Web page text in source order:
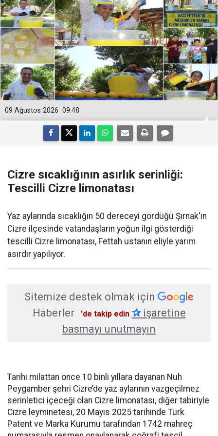
09:48
09 Ağustos 2026
Cizre sıcaklığının asırlık serinliği:
Tescilli Cizre limonatası
Yaz aylarında sıcaklığın 50 dereceyi gördüğü Şırnak'ın
Cizre ilçesinde vatandaşların yoğun ilgi gösterdiği
tescilli Cizre limonatası, Fettah ustanın eliyle yarım
asırdır yapılıyor.
Sitemize destek olmak için
Haberler
'de takip edin ✰işaretine
basmayı unutmayın
Tarihi milattan önce 10 binli yıllara dayanan Nuh
Peygamber şehri Cizre’de yaz aylarının vazgeçilmez
serinletici içeceği olan Cizre limonatası, diğer tabiriyle
Cizre leyminetesi, 20 Mayıs 2025 tarihinde Türk
Patent ve Marka Kurumu tarafından 1742 mahreç